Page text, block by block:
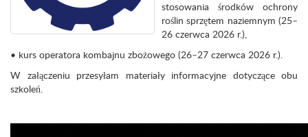
stosowania środków ochrony
roślin sprzętem naziemnym (25–
26 czerwca 2026 r.),
• kurs operatora kombajnu zbożowego (26–27 czerwca 2026 r.).
W załączeniu przesyłam materiały informacyjne dotyczące obu
szkoleń.